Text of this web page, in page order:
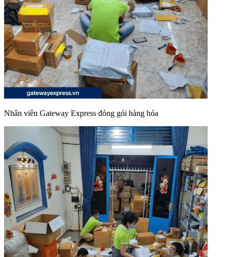
Nhân viên Gateway Express đóng gói hàng hóa